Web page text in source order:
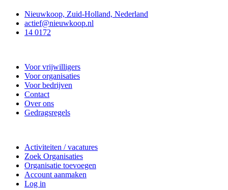
Nieuwkoop, Zuid-Holland, Nederland
actief@nieuwkoop.nl
14 0172
Voor vrijwilligers
Voor organisaties
Voor bedrijven
Contact
Over ons
Gedragsregels
Activiteiten / vacatures
Zoek Organisaties
Organisatie toevoegen
Account aanmaken
Log in